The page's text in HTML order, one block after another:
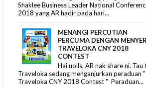
Shaklee Business Leader National
2018 yang AR hadir pada hari...
MENANGI PERCUTIAN
PERCUMA DENGAN
TRAVELOKA CNY 2018
CONTEST
Hai uolls, AR nak share ni. Tau
Traveloka sedang menganjurkan peraduan "
Traveloka CNY 2018 Contest " Peraduan...